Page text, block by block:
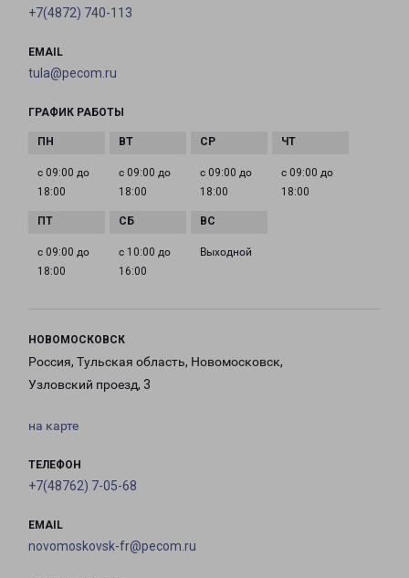
+7(4872) 740-113
EMAIL
tula@pecom.ru
ГРАФИК РАБОТЫ
с 09:00 до
18:00
с 09:00 до
18:00
с 09:00 до
18:00
с 09:00 до
18:00
с 09:00 до
18:00
с 10:00 до
16:00
Выходной
НОВОМОСКОВСК
Россия, Тульская область, Новомосковск,
Узловский проезд, 3
на карте
ТЕЛЕФОН
+7(48762) 7-05-68
EMAIL
novomoskovsk-fr@pecom.ru